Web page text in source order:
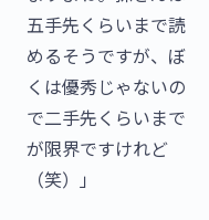
五手先くらいまで読
めるそうですが、ぼ
くは優秀じゃないの
で二手先くらいまで
が限界ですけれど
（笑）」